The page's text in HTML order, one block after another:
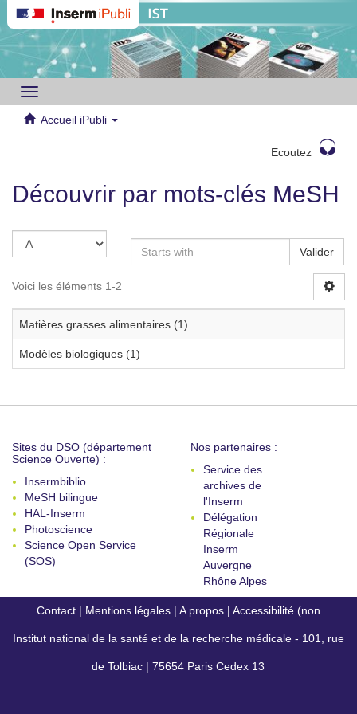
Toggle
navigation
Accueil iPubli
Ecoutez
Découvrir par mots-clés MeSH
Valider
Voici les éléments 1-2
Matières grasses alimentaires (1)
Modèles biologiques (1)
Sites du DSO (département
Science Ouverte) :
Insermbiblio
MeSH bilingue
HAL-Inserm
Photoscience
Science Open Service
(SOS)
Nos partenaires :
Service des
archives de
l'Inserm
Délégation
Régionale
Inserm
Auvergne
Rhône Alpes
Contact | Mentions légales | A propos | Accessibilité (non
conforme)
Institut national de la santé et de la recherche médicale - 101, rue
de Tolbiac | 75654 Paris Cedex 13